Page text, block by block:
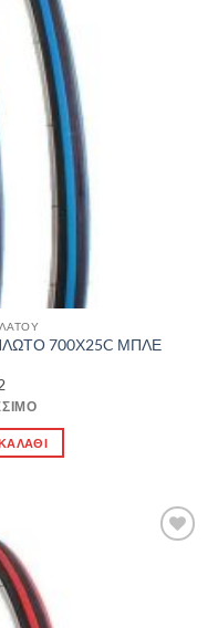
700Χ25C ΜΠΛΕ